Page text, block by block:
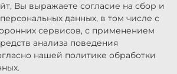
Вы выражаете согласие на сбор и
данных, в том числе с
сервисов, с применением
анализа поведения
нашей политике обработки